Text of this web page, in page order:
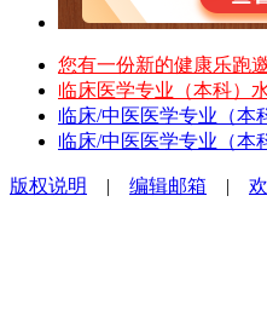
您有一份新的健康乐跑
临床医学专业（本科）
临床/中医医学专业（本
临床/中医医学专业（本
版权说明 | 编辑邮箱 |